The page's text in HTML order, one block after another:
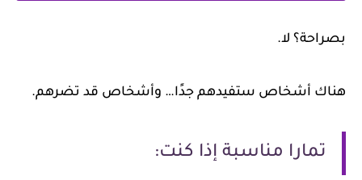
بصراحة؟ لا.
هناك أشخاص ستفيدهم جدًا… وأشخاص قد تضرهم.
تمارا مناسبة إذا كنت: